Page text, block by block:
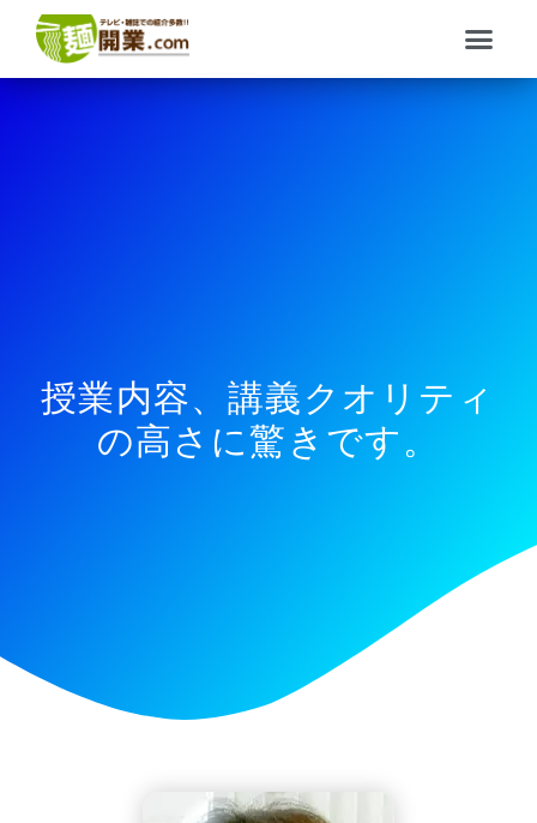
メ
ニ
ュ
授業内容、講義クオリティ
の高さに驚きです。